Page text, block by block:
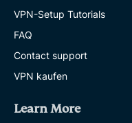
VPN-Setup Tutorials
FAQ
Contact support
VPN kaufen
Learn More